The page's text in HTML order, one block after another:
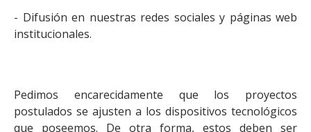
- Difusión en nuestras redes sociales y páginas web
institucionales.
Pedimos encarecidamente que los proyectos
postulados se ajusten a los dispositivos tecnológicos
que poseemos. De otra forma, estos deben ser